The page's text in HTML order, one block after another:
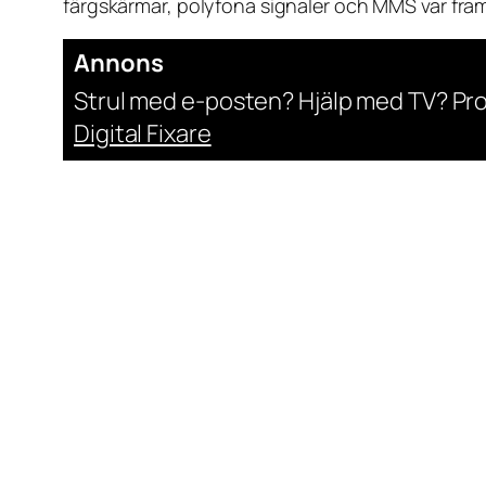
färgskärmar, polyfona signaler och MMS var
Annons
Strul med e-posten? Hjälp med TV?
Digital Fixare